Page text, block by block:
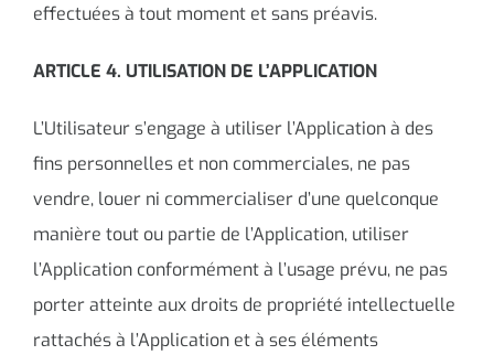
effectuées à tout moment et sans préavis.
ARTICLE 4. UTILISATION DE L’APPLICATION
L’Utilisateur s’engage à utiliser l’Application à des
fins personnelles et non commerciales, ne pas
vendre, louer ni commercialiser d’une quelconque
manière tout ou partie de l’Application, utiliser
l’Application conformément à l’usage prévu, ne pas
porter atteinte aux droits de propriété intellectuelle
rattachés à l’Application et à ses éléments